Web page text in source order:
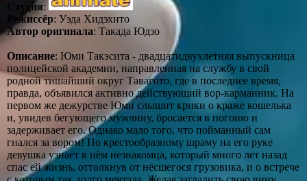
Студия:
Режиссёр: Уэда Хидэхито
Автор оригинала: Такада Юдзо
Описание: Юми Такэсита - двадцатидвухлетняя выпускница
полицейской академии, направленная на службу в свой
родной тишайший округ Тавагото, где в последнее время,
правда, объявился активно действующий вор-карманник. На
первом же дежурстве Юми слышит крики о краже кошелька
и, увидев бегующего мужчину, бросается в погоню и
задерживает его. Однако мало того, что пойманный сам
гнался за вором! По крестообразному шраму на его руке
девушка узнаёт в нём незнакомца, который много лет назад
спас ей жизнь, оттолкнув от нёсшегося грузовика, и о встрече